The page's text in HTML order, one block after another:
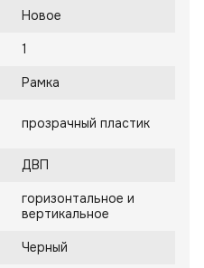
Новое
1
Рамка
прозрачный пластик
ДВП
горизонтальное и
вертикальное
Черный